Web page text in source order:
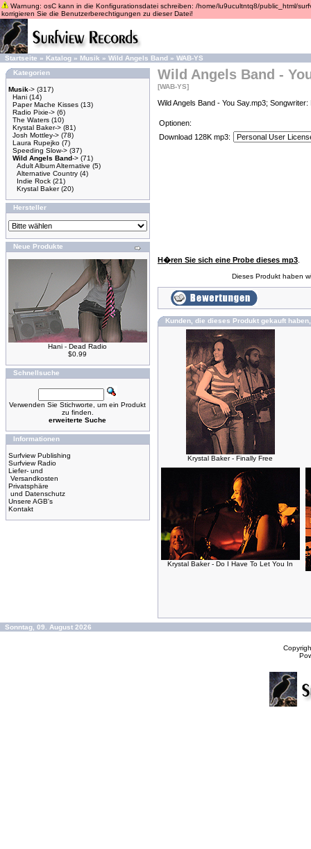
Warnung: osC kann in die Konfigurationsdatei schreiben: /home/lu9ucultntq8/public_html/
korrigieren Sie die Benutzerberechtigungen zu dieser Datei!
Startseite » Katalog » Musik » Wild Angels Band » WAB-YS
Kategorien
Musik-> (317)
Hani (14)
Paper Mache Kisses (13)
Radio Pixie-> (6)
The Waters (10)
Krystal Baker-> (81)
Josh Mottley-> (78)
Laura Rupejko (7)
Speeding Slow-> (37)
Wild Angels Band-> (71)
Adult Album Alternative (5)
Alternative Country (4)
Indie Rock (21)
Krystal Baker(20)
Hersteller
Neue Produkte
Hani - Dead Radio
$0.99
Schnellsuche
Verwenden Sie Stichworte, um ein Produkt
zu finden.
erweiterte Suche
Informationen
Surfview Publishing
Surfview Radio
Liefer- und
Versandkosten
Privatsphäre
und Datenschutz
Unsere AGB's
Kontakt
Wild Angels Band -
[WAB-YS]
Wild Angels Band - You Say.mp3;
Optionen:
Download 128K mp3:
H�ren Sie sich eine Probe dieses mp3
Dieses Produkt haben
Kunden, die dieses Produkt gekauft
Krystal Baker - Finally Free
Krystal Baker - Do I Have To Let You In
Sonntag, 09. August 2026